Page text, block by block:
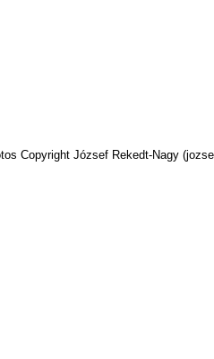
Copyright József Rekedt-Nagy